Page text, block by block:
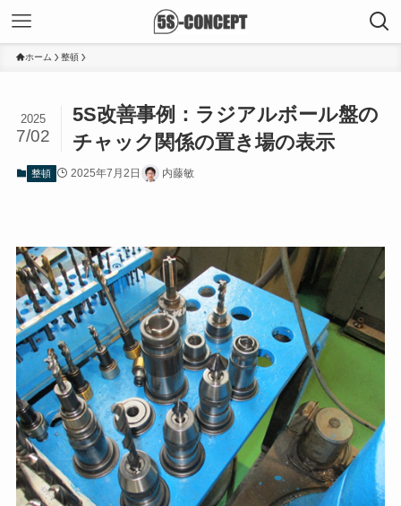
ホーム 整頓
5S改善事例：ラジアルボール盤の
チャック関係の置き場の表示
2025
7/02
整頓 2025年7月2日 内藤敏